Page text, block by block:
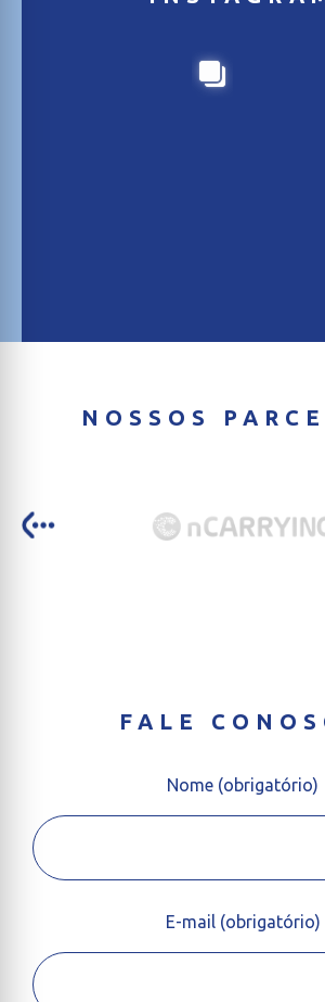
NOSSOS
FALE
Nome (obrigatório)
E-mail (obrigatório)